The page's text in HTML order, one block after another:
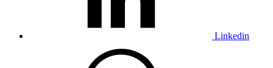
Linkedin